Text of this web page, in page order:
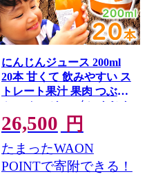
にんじんジュース 200ml
20本 甘くて 飲みやすい ス
トレート果汁 果肉 つぶつ
ぶ スムージー 〈 にんじん
ニンジン 人参 キャロット
りんご リンゴ 林檎 アップ
ル 野菜 ベジタブル ミック
ス ジュース 飲料 飲み物 ド
26,500 円
たまったWAON
POINTで寄附できる！